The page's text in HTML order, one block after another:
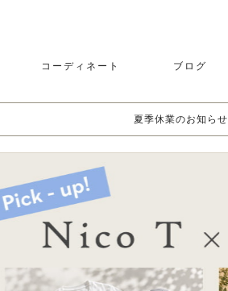
コーディネート ブログ
夏季休業のお知らせ